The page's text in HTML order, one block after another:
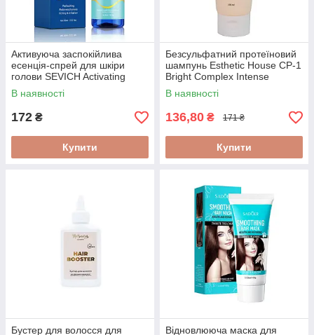
Активуюча заспокійлива
есенція-спрей для шкіри
голови SEVICH Activating
Scalp Treatment Essence
60ml
В наявності
172 ₴
Купити
Безсульфатний протеїновий
шампунь Esthetic House CP-1
Bright Complex Intense
Nourishing 100 мл
В наявності
136,80 ₴ 171 ₴
Купити
Бустер для волосся для
Відновлююча маска для